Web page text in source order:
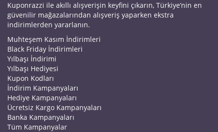
Kuponrazzi ile akıllı alışverişin keyfini çıkarın, Türkiye’nin en
güvenilir mağazalarından alışveriş yaparken ekstra
indirimlerden yararlanın.
Muhteşem Kasım İndirimleri
Black Friday İndirimleri
Yılbaşı İndirimi
Yılbaşı Hediyesi
Kupon Kodları
İndirim Kampanyaları
Hediye Kampanyaları
Ücretsiz Kargo Kampanyaları
Banka Kampanyaları
Tüm Kampanyalar